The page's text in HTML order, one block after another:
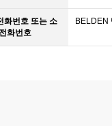
화번호 또는 소
화번호
BELDEN